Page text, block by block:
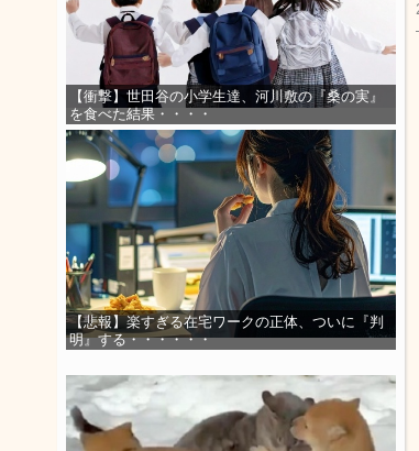
【衝撃】世田谷の小学生達、河川敷の『桑の実』
を食べた結果・・・・
【悲報】楽すぎる在宅ワークの正体、ついに『判
明』する・・・・・・